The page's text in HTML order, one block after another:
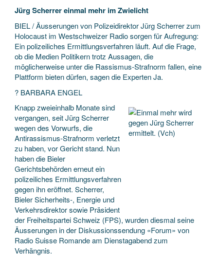
Jürg Scherrer einmal mehr im Zwielicht
BIEL / Äusserungen von Polizeidirektor Jürg Scherrer zum
Holocaust im Westschweizer Radio sorgen für Aufregung:
Ein polizeiliches Ermittlungsverfahren läuft. Auf die Frage,
ob die Medien Politikern trotz Aussagen, die
möglicherweise unter die Rassismus-Strafnorm fallen, eine
Plattform bieten dürfen, sagen die Experten Ja.
? BARBARA ENGEL
Knapp zweieinhalb Monate sind
vergangen, seit Jürg Scherrer
wegen des Vorwurfs, die
Antirassismus-Strafnorm verletzt
zu haben, vor Gericht stand. Nun
haben die Bieler
Gerichtsbehörden erneut ein
polizeiliches Ermittlungsverfahren
gegen ihn eröffnet. Scherrer,
Bieler Sicherheits-, Energie und
Verkehrsdirektor sowie Präsident
der Freiheitspartei Schweiz (FPS), wurden diesmal seine
Äusserungen in der Diskussionssendung «Forum» von
Radio Suisse Romande am Dienstagabend zum
Verhängnis.